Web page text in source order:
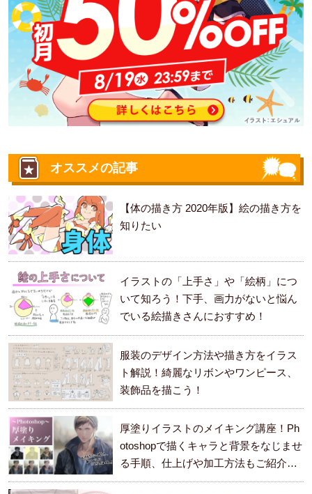
オススメの記事
【体の描き方 2020年版】絵の描き方を
知りたい
イラストの「上手さ」や「絵柄」につ
いて知ろう！下手、画力がないと悩ん
でいる絵描きさんにおすすめ！
服装のデザイン方法や描き方をイラス
ト解説！綺麗なリボンやワンピース、
装飾品を描こう！
厚塗りイラストのメイキング講座！Ph
otoshopで描くキャラと背景をなじませ
る手順、仕上げや加工方法もご紹介し
ます。